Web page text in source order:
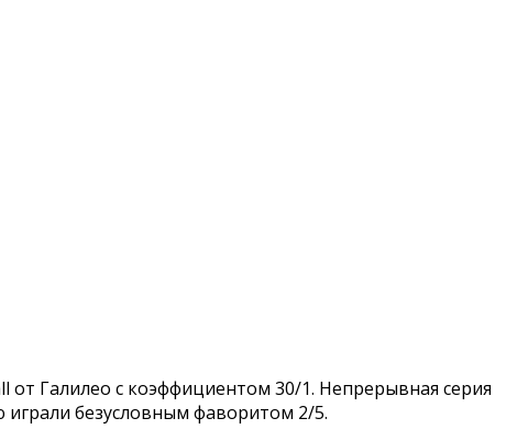
от Галилео с коэффициентом 30/1. Непрерывная серия
безусловным фаворитом 2/5.